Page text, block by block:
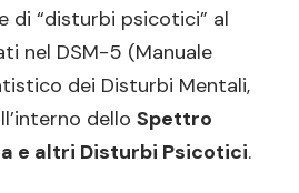
di “disturbi psicotici” al
nel DSM-5 (Manuale
dei Disturbi Mentali,
dello Spettro
e altri Disturbi Psicotici.